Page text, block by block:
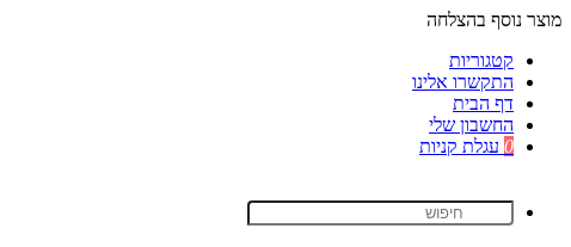
מוצר נוסף בהצלחה
קטגוריות
התקשרו אלינו
דף הבית
החשבון שלי
0 עגלת קניות